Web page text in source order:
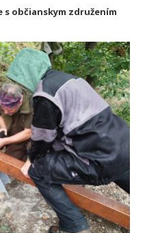
s občianskym združením